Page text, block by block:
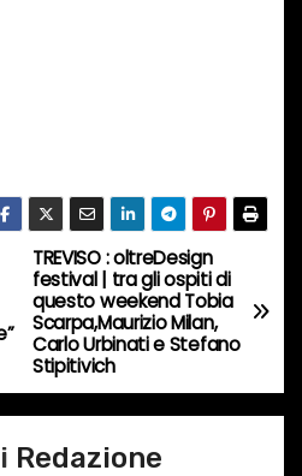
TREVISO : oltreDesign
festival | tra gli ospiti di
questo weekend Tobia
Scarpa,Maurizio Milan,
Carlo Urbinati e Stefano
Stipitivich
Redazione